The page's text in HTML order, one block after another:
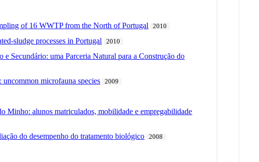
of 16 WWTP from the North of Portugal 2010
sludge processes in Portugal 2010
Secundário: uma Parceria Natural para a Construção do
microfauna species 2009
Minho: alunos matriculados, mobilidade e empregabilidade
do desempenho do tratamento biológico 2008